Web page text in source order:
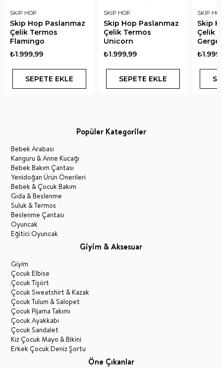
SKIP HOP
Skip Hop Paslanmaz
Çelik Termos
Flamingo
₺1.999,99
SEPETE EKLE
SKIP HOP
Skip Hop Paslanmaz
Çelik Termos
Unicorn
₺1.999,99
SEPETE EKLE
SKIP
Skip
Çelik
Popüler Kategoriler
Bebek Arabası
Kanguru & Anne Kucağı
Bebek Bakım Çantası
Yenidoğan Ürün Önerileri
Bebek & Çocuk Bakım
Gıda & Beslenme
Suluk & Termos
Beslenme Çantası
Oyuncak
Eğitici Oyuncak
Giyim & Aksesuar
Giyim
Çocuk Elbise
Çocuk Tişört
Çocuk Sweatshirt & Kazak
Çocuk Tulum & Salopet
Çocuk Pijama Takımı
Çocuk Ayakkabı
Çocuk Sandalet
Kız Çocuk Mayo & Bikini
Erkek Çocuk Deniz Şortu
Öne Çıkanlar